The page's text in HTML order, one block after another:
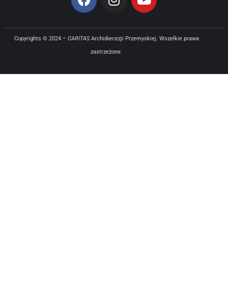
Copyrights © 2024 – CARITASArchidiecezji Przemyskiej. Wszelkie prawa
zastrzeżone.